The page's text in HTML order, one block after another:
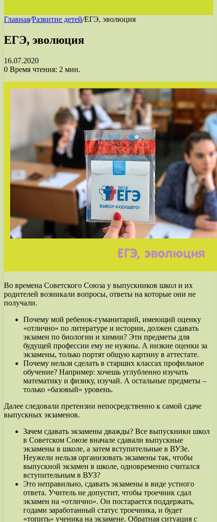
Главная/Развитие детей/ЕГЭ, эволюция
ЕГЭ, эволюция
16.07.2020
0 Время чтения: 2 мин.
Во времена Советского Союза у выпускников школ и их
родителей возникали вопросы, ответы на которые они не
получали.
Почему мой ребенок-гуманитарий, имеющий оценку
«отлично» по литературе и истории, должен сдавать
экзамен по биологии и химии? Эти предметы для
будущей профессии ему не нужны. А низкие оценки за
экзамены, только портят общую картину в аттестате.
Почему нельзя сделать в старших классах профильное
обучение? Например: хочешь углубленно изучать
математику и физику, изучай. А остальные предметы –
только «базовый» уровень.
Далее следовали претензии непосредственно к самой сдаче
выпускных экзаменов.
Зачем сдавать экзамены дважды? Все выпускники школ
в Советском Союзе вначале сдавали выпускные
экзамены в школе, а затем вступительные в ВУЗе.
Неужели нельзя организовать экзамены так, чтобы
выпускной экзамен в школе, одновременно считался
вступительным в ВУЗ?
Это неправильно, сдавать экзамены в виде устного
ответа. Учитель не допустит, чтобы троечник сдал
экзамен на «отлично». Он постарается поддержать,
годами заработанный статус троечника, и будет
«топить» ученика на экзамене. Обратная ситуация с